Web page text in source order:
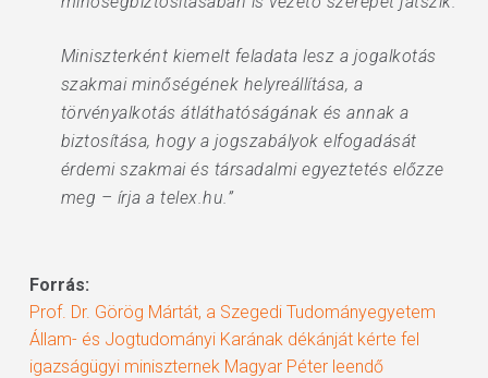
Miniszterként kiemelt feladata lesz a jogalkotás
szakmai minőségének helyreállítása, a
törvényalkotás átláthatóságának és annak a
biztosítása, hogy a jogszabályok elfogadását
érdemi szakmai és társadalmi egyeztetés előzze
meg – írja a telex.hu.”
Forrás:
Prof. Dr. Görög Mártát, a Szegedi Tudományegyetem
Állam- és Jogtudományi Karának dékánját kérte fel
igazságügyi miniszternek Magyar Péter leendő